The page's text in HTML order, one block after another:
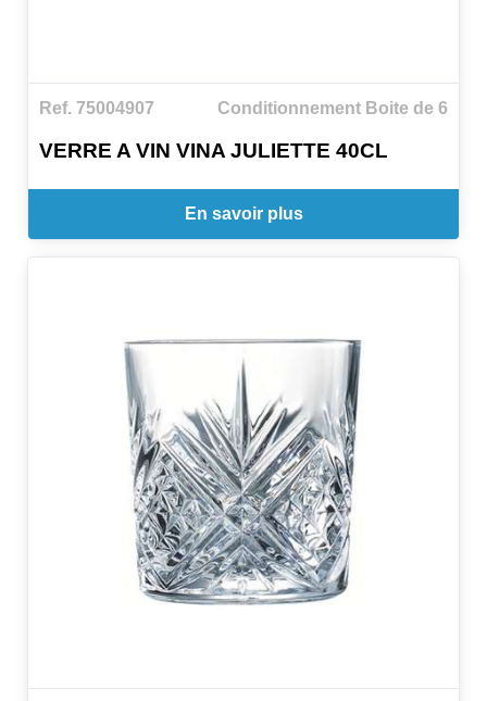
Ref. 75004907 Conditionnement Boite de 6
VERRE A VIN VINA JULIETTE 40CL
En savoir plus